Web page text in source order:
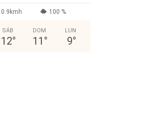
0.9kmh 100 %
SÁB
12°
DOM
11 °
LUN
9°